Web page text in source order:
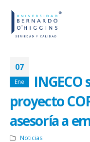
07
Ene
INGECO
proyecto
asesoría a
Noticias